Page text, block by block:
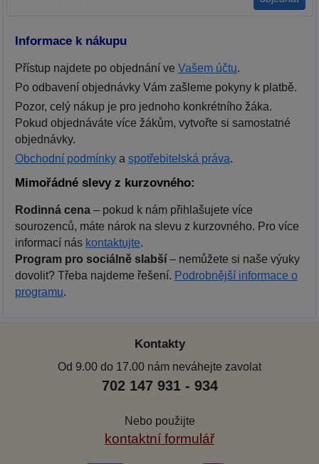
Informace k nákupu
Přístup najdete po objednání ve Vašem účtu.
Po odbavení objednávky Vám zašleme pokyny k platbě.
Pozor, celý nákup je pro jednoho konkrétního žáka.
Pokud objednáváte více žákům, vytvořte si samostatné
objednávky.
Obchodní podmínky a spotřebitelská práva.
Mimořádné slevy z kurzovného:
Rodinná cena – pokud k nám přihlašujete více
sourozenců, máte nárok na slevu z kurzovného. Pro více
informací nás kontaktujte.
Program pro sociálně slabší – nemůžete si naše výuky
dovolit? Třeba najdeme řešení. Podrobnější informace o
programu.
Kontakty
Od 9.00 do 17.00 nám neváhejte zavolat
702 147 931 - 934
Nebo použijte
kontaktní formulář